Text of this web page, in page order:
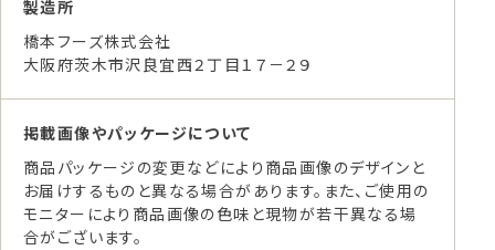
製造所
橋本フーズ株式会社
大阪府茨木市沢良宜西２丁目１７－２９
掲載画像やパッケージについて
商品パッケージの変更などにより商品画像のデザインと
お届けするものと異なる場合があります。また、ご使用の
モニターにより商品画像の色味と現物が若干異なる場
合がございます。